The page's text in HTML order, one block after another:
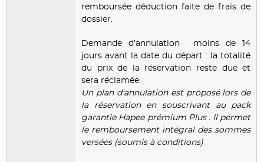
remboursée déduction faite de frais de
dossier.
Demande d’annulation moins de 14
jours avant la date du départ : la totalité
du prix de la réservation reste due et
sera réclamée.
Un plan d'annulation est proposé lors de
la réservation en souscrivant au pack
garantie Hapee prémium Plus . Il permet
le remboursement intégral des sommes
versées (soumis à conditions)